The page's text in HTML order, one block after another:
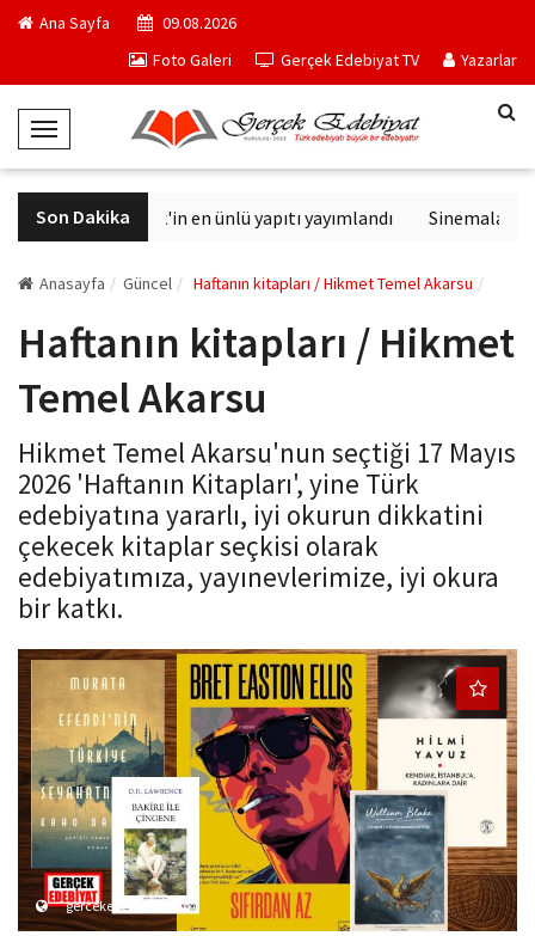
Ana Sayfa
09.08.2026
Foto Galeri
Gerçek Edebiyat TV Yazarlar
T
o
g
g
e
a
i
a
t
i
o
n
Son Dakika
Philip K. Dick'in en ünlü yapıtı yayımlandı Sinemalarda
Anasayfa Güncel Haftanın kitapları / Hikmet Temel Akarsu
Haftanın kitapları / Hikmet
Temel Akarsu
Hikmet Temel Akarsu'nun seçtiği 17 Mayıs
2026 'Haftanın Kitapları', yine Türk
edebiyatına yararlı, iyi okurun dikkatini
çekecek kitaplar seçkisi olarak
edebiyatımıza, yayınevlerimize, iyi okura
bir katkı.
gercekedebiyat.com